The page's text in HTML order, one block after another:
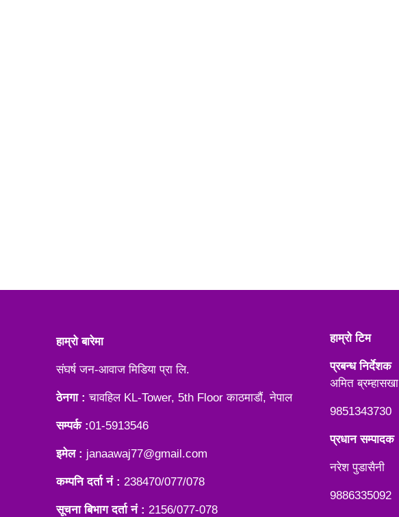
हाम्रो बारेमा
संघर्ष जन-आवाज मिडिया प्रा लि.
ठेनगा : चावहिल KL-Tower, 5th Floor काठमाडौं, नेपाल
सम्पर्क :01-5913546
इमेल : janaawaj77@gmail.com
कम्पनि दर्ता नं : 238470/077/078
सूचना बिभाग दर्ता नं : 2156/077-078
हाम्रो टिम
प्रबन्ध निर्देशक
अमित ब्रम्हासखा
9851343730
प्रधान सम्पादक
नरेश पुडासैनी
9886335092